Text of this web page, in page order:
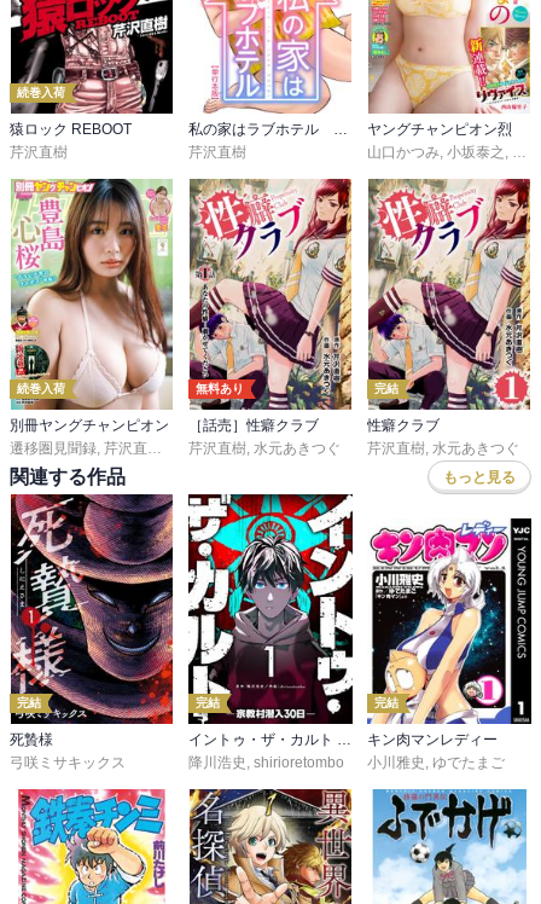
続巻入荷
猿ロック REBOOT
芹沢直樹
私の家はラブホテル 単行本版
芹沢直樹
ヤングチャンピオン烈
山口かつみ, 小坂泰之 , 鯨
続巻入荷
別冊ヤングチャンピオン
遷移圏見聞録 芹沢直樹 みずたまこと,施川ユウキ, 森野昼,蔵人幸明,榊原宗々,
無料あり
［話売］性癖クラブ
芹沢直樹 水元あきつぐ
完結
性癖クラブ
芹沢直樹 水元あきつぐ
関連する作品 もっと見る
完結
死贄様
弓咲ミサキックス
完結
イントゥ・ザ・カルト ―宗教村潜入３０日―
降川浩史 , shirioretombo
完結
キン肉マンレディー
小川雅史 , ゆでたまご